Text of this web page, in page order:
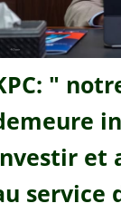
"
et
service